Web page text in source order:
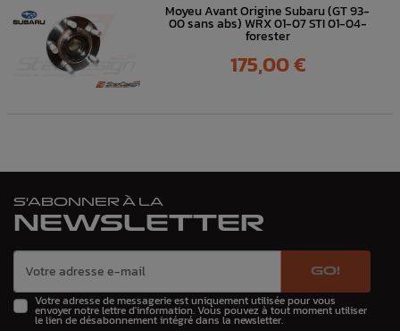
Moyeu Avant Origine Subaru (GT 93-
00 sans abs) WRX 01-07 STI 01-04-
forester
Prix
175,00 €
S'ABONNER À LA
NEWSLETTER
GO!
Votre adresse de messagerie est uniquement utilisée pour vous
envoyer notre lettre d'information. Vous pouvez à tout moment utiliser
le lien de désabonnement intégré dans la newsletter.